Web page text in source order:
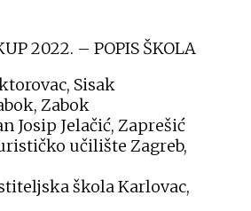
2022. – POPIS ŠKOLA
Sisak
Zabok
Josip Jelačić, Zaprešić
učilište Zagreb,
škola Karlovac,